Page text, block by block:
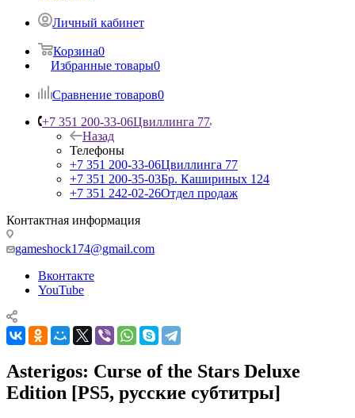
Личный кабинет
Корзина0
Избранные товары0
Сравнение товаров0
+7 351 200-33-06Цвиллинга 77
Назад
Телефоны
+7 351 200-33-06Цвиллинга 77
+7 351 200-35-03Бр. Кашириных 124
+7 351 242-02-26Отдел продаж
Контактная информация
gameshock174@gmail.com
Вконтакте
YouTube
Asterigos: Curse of the Stars Deluxe
Edition [PS5, русские субтитры]